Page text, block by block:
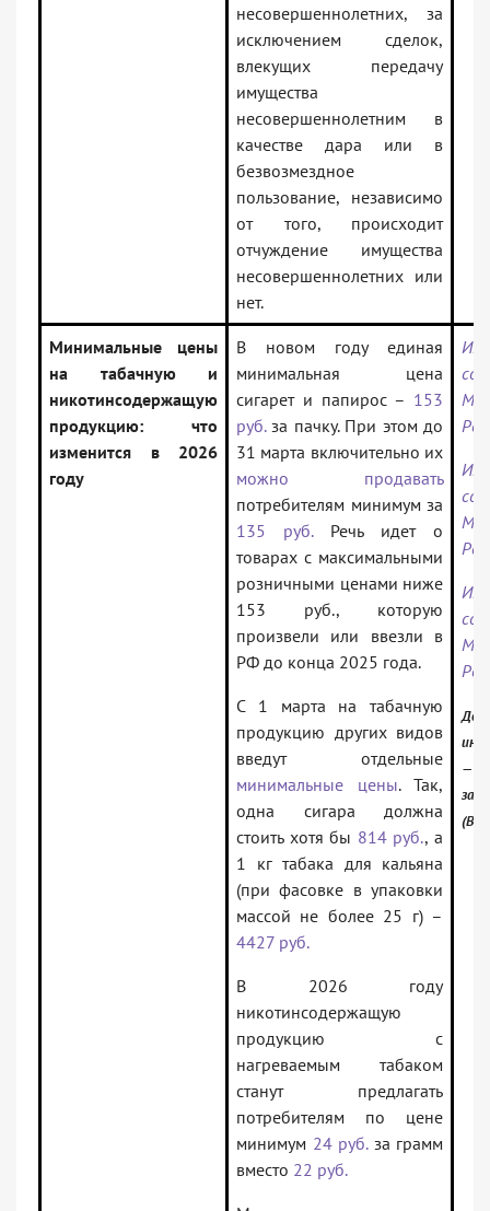
несовершеннолетних, за
исключением сделок,
влекущих передачу
имущества
несовершеннолетним в
качестве дара или в
безвозмездное
пользование, независимо
от того, происходит
отчуждение имущества
несовершеннолетних или
нет.
Минимальные цены
на табачную и
никотинсодержащую
продукцию: что
изменится в 2026
году
В новом году единая
минимальная цена
сигарет и папирос – 153
руб.за пачку. При этом до
31 марта включительно их
можно продавать
потребителям минимум за
135 руб.Речь идет о
товарах с максимальными
розничными ценами ниже
153 руб., которую
произвели или ввезли в
РФ до конца 2025 года.
С 1 марта на табачную
продукцию других видов
введут отдельные
минимальные цены. Так,
одна сигара должна
стоить хотя бы 814 руб., а
1 кг табака для кальяна
(при фасовке в упаковки
массой не более 25 г) –
4427 руб.
В 2026 году
никотинсодержащую
продукцию с
нагреваемым табаком
станут предлагать
потребителям по цене
минимум 24 руб.за грамм
вместо 22 руб.
—